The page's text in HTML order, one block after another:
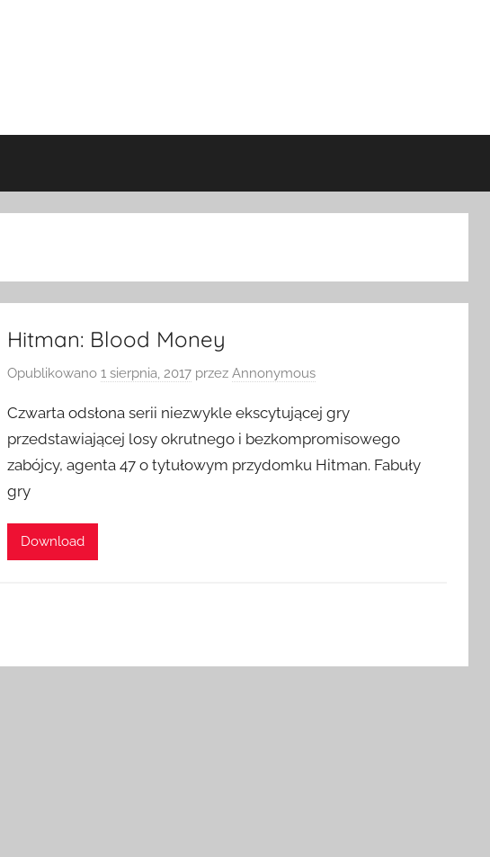
Hitman: Blood Money
Opublikowano1 sierpnia, 2017 przezAnnonymous
Czwarta odsłona serii niezwykle ekscytującej gry
przedstawiającej losy okrutnego i bezkompromisowego
zabójcy, agenta 47 o tytułowym przydomku Hitman. Fabuły
gry
Download